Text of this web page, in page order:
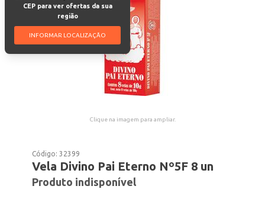
CEP para ver ofertas da sua
região
INFORMAR LOCALIZAÇÃO
Clique na imagem para ampliar.
Código:32399
Vela Divino Pai Eterno Nº5F 8 un
Produto indisponível